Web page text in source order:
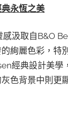
永恆之美
汲取自B&O
絢麗色彩，特
經典設計美學
灰色背景中則